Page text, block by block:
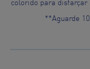
colorido para disfarçar
**Aguarde